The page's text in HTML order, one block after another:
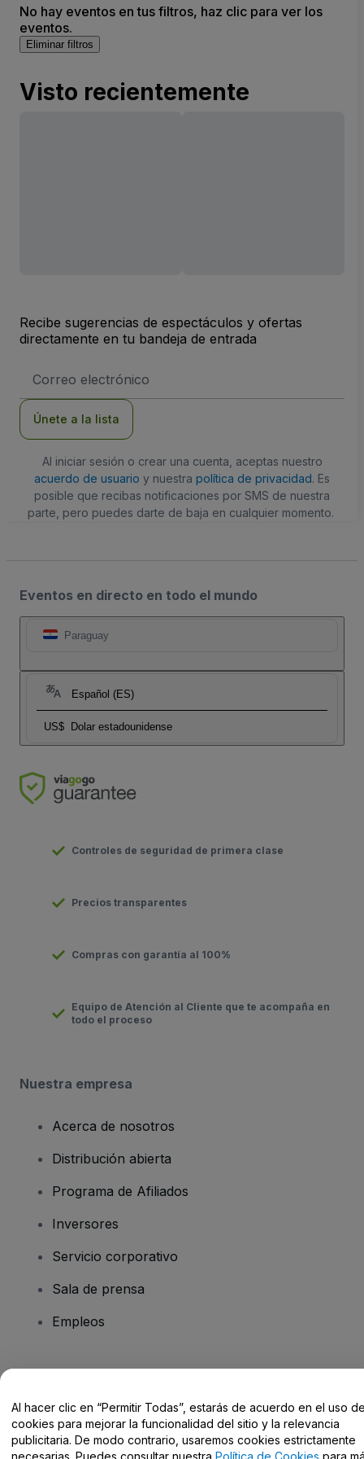
No hay eventos en tus filtros, haz clic para ver los
eventos.
Eliminar filtros
Visto recientemente
Recibe sugerencias de espectáculos y ofertas
directamente en tu bandeja de entrada
de
Únete a la lista
Al iniciar sesión o crear una cuenta, aceptas nuestro
acuerdo de usuario y nuestra política de privacidad. Es
posible que recibas notificaciones por SMS de nuestra
parte, pero puedes darte de baja en cualquier momento.
Eventos en directo en todo el mundo
Paraguay
Español (ES)
US$ Dolar estadounidense
Controles de seguridad de primera clase
Precios transparentes
Compras con garantía al 100%
Equipo de Atención al Cliente que te acompaña en
todo el proceso
Nuestra empresa
Acerca de nosotros
Distribución abierta
Programa de Afiliados
Inversores
Servicio corporativo
Sala de prensa
Empleos
Centro de Ayuda / Contacto
Al hacer clic en “Permitir Todas”, estarás de acuerdo en el uso
cookies para mejorar la funcionalidad del sitio y la relevancia
publicitaria. De modo contrario, usaremos cookies estrictamente
necesarias. Puedes consultar nuestra Política de Cookies para